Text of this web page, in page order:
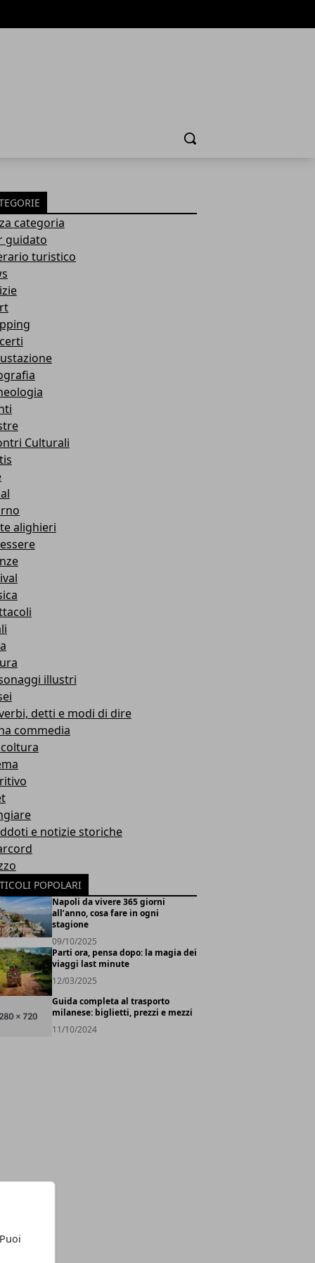
Cerca
categoria
guidato
turistico
Culturali
alighieri
illustri
detti e modi di dire
commedia
e notizie storiche
POPOLARI
Napoli da vivere 365 giorni
all’anno, cosa fare in ogni
stagione
09/10/2025
Parti ora, pensa dopo: la magia dei
viaggi last minute
12/03/2025
Guida completa al trasporto
milanese: biglietti, prezzi e mezzi
11/10/2024